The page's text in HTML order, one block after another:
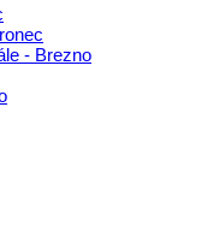
- Brezno